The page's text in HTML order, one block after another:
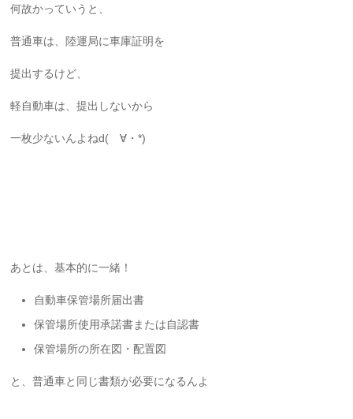
何故かっていうと、
普通車は、陸運局に車庫証明を
提出するけど、
軽自動車は、提出しないから
一枚少ないんよねd(ゝ∀・*)
あとは、基本的に一緒！
自動車保管場所届出書
保管場所使用承諾書または自認書
保管場所の所在図・配置図
と、普通車と同じ書類が必要になるんよ